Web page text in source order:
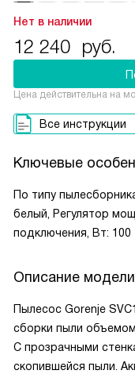
Нет в наличии
12 240 руб.
Цена действительна на
Все инструкции
Ключевые
По типу
белый, Регулятор
подключения, Вт: 100
Описание модели
Пылесос Gorenje
сборки пыли
С прозрачными
скопившейся пыли.